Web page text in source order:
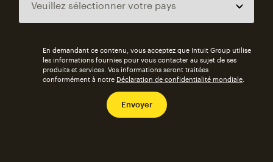
En demandant ce contenu, vous acceptez que Intuit Group utilise
les informations fournies pour vous contacter au sujet de ses
produits et services. Vos informations seront traitées
conformément à notre Déclaration de confidentialité mondiale